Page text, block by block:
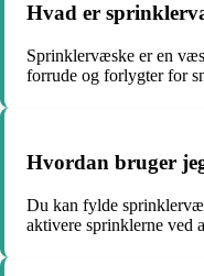
Hvad er
Sprinklervæske er en
forrude og forlygter for
Hvordan bruger
Du kan fylde
aktivere sprinklerne ved